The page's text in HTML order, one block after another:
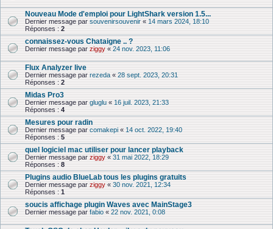
Nouveau Mode d'emploi pour LightShark version 1.5...
Dernier message par souvenirsouvenir « 14 mars 2024, 18:10
Réponses : 2
connaissez-vous Chataigne .. ?
Dernier message par ziggy « 24 nov. 2023, 11:06
Flux Analyzer live
Dernier message par rezeda « 28 sept. 2023, 20:31
Réponses : 2
Midas Pro3
Dernier message par gluglu « 16 juil. 2023, 21:33
Réponses : 4
Mesures pour radin
Dernier message par comakepi « 14 oct. 2022, 19:40
Réponses : 5
quel logiciel mac utiliser pour lancer playback
Dernier message par ziggy « 31 mai 2022, 18:29
Réponses : 8
Plugins audio BlueLab tous les plugins gratuits
Dernier message par ziggy « 30 nov. 2021, 12:34
Réponses : 1
soucis affichage plugin Waves avec MainStage3
Dernier message par fabio « 22 nov. 2021, 0:08